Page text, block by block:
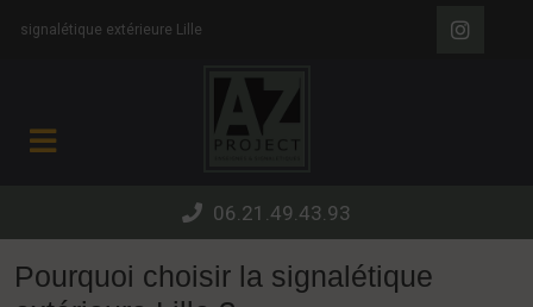
signalétique extérieure Lille
06.21.49.43.93
Pourquoi choisir la signalétique